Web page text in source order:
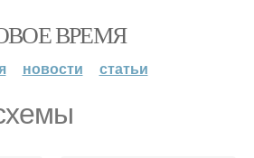
ВРЕМЯ
новости статьи